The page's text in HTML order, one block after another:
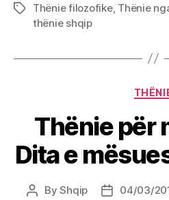
TagsThënie filozofike, Thënie
thënie shqip
Thënie për
Dita e
PostByShqip
Post04/03/